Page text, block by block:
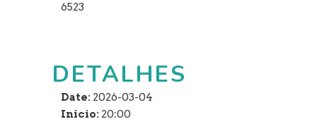
6523
DETALHES
Date: 2026-03-04
Início: 20:00